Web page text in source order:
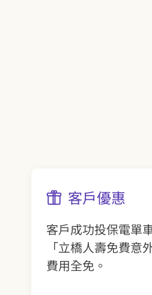
客戶優惠
客戶成功投保電單
「立橋人壽免費意
費用全免。